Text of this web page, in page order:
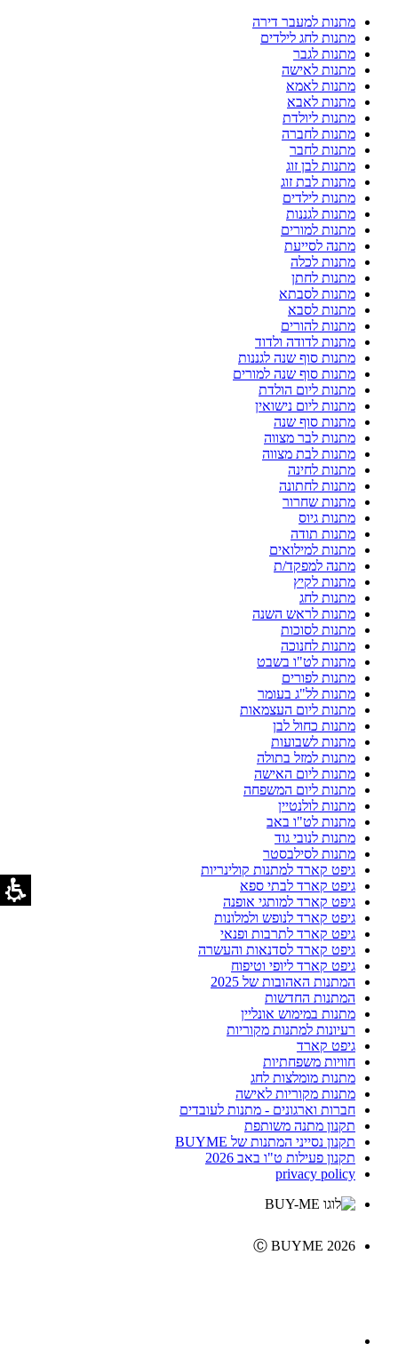
מתנות למעבר דירה
מתנות לחג לילדים
מתנות לגבר
מתנות לאישה
מתנות לאמא
מתנות לאבא
מתנות ליולדת
מתנות לחברה
מתנות לחבר
מתנות לבן זוג
מתנות לבת זוג
מתנות לילדים
מתנות לגננות
מתנות למורים
מתנה לסייעת
מתנות לכלה
מתנות לחתן
מתנות לסבתא
מתנות לסבא
מתנות להורים
מתנות לדודה ולדוד
מתנות סוף שנה לגננות
מתנות סוף שנה למורים
מתנות ליום הולדת
מתנות ליום נישואין
מתנות סוף שנה
מתנות לבר מצווה
מתנות לבת מצווה
מתנות לחינה
מתנות לחתונה
מתנות שחרור
מתנות גיוס
מתנות תודה
מתנות למילואים
מתנה למפקד/ת
מתנות לקיץ
מתנות לחג
מתנות לראש השנה
מתנות לסוכות
מתנות לחנוכה
מתנות לט"ו בשבט
מתנות לפורים
מתנות לל"ג בעומר
מתנות ליום העצמאות
מתנות כחול לבן
מתנות לשבועות
מתנות למזל בתולה
מתנות ליום האישה
מתנות ליום המשפחה
מתנות לולנטיין
מתנות לט"ו באב
מתנות לנובי גוד
מתנות לסילבסטר
גיפט קארד למתנות קולינריות
גיפט קארד לבתי ספא
גיפט קארד למותגי אופנה
גיפט קארד לנופש ולמלונות
גיפט קארד לתרבות ופנאי
גיפט קארד לסדנאות והעשרה
גיפט קארד ליופי וטיפוח
המתנות האהובות של 2025
המתנות החדשות
מתנות במימוש אונליין
רעיונות למתנות מקוריות
גיפט קארד
חוויות משפחתיות
מתנות מומלצות לחג
מתנות מקוריות לאישה
חברות וארגונים - מתנות לעובדים
תקנון מתנה משותפת
תקנון נסייני המתנות של BUYME
תקנון פעילות ט"ו באב 2026
privacy policy
Ⓒ BUYME 2026